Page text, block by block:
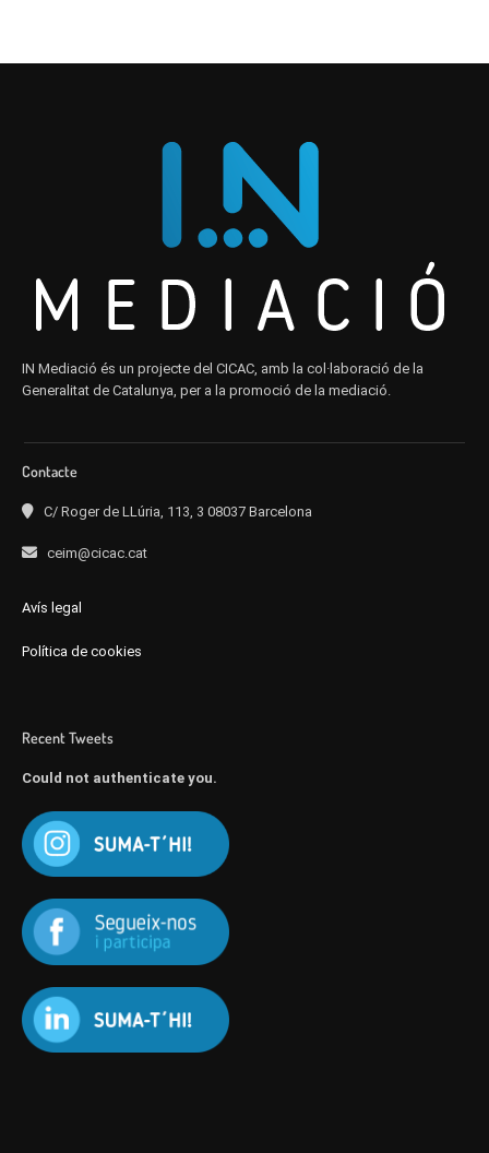
IN Mediació és un projecte del CICAC, amb la col·laboració de la
Generalitat de Catalunya, per a la promoció de la mediació.
Contacte
C/ Roger de LLúria, 113, 3 08037 Barcelona
ceim@cicac.cat
Avís legal
Política de cookies
Recent Tweets
Could not authenticate you.